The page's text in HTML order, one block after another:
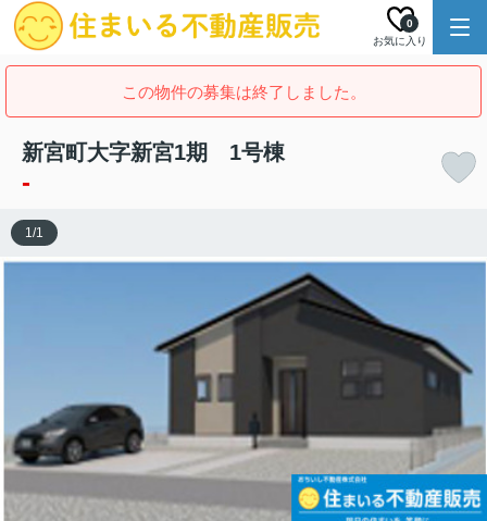
お気に入り
0
この物件の募集は終了しました。
新宮町大字新宮1期 1号棟
-
1/1